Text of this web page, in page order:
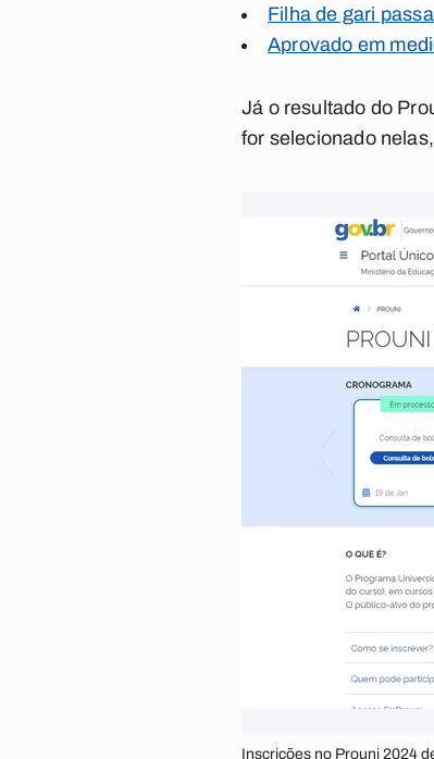
Filha de gari
Aprovado em
Já o resultado do
for selecionado
Inscrições no Prouni 2024